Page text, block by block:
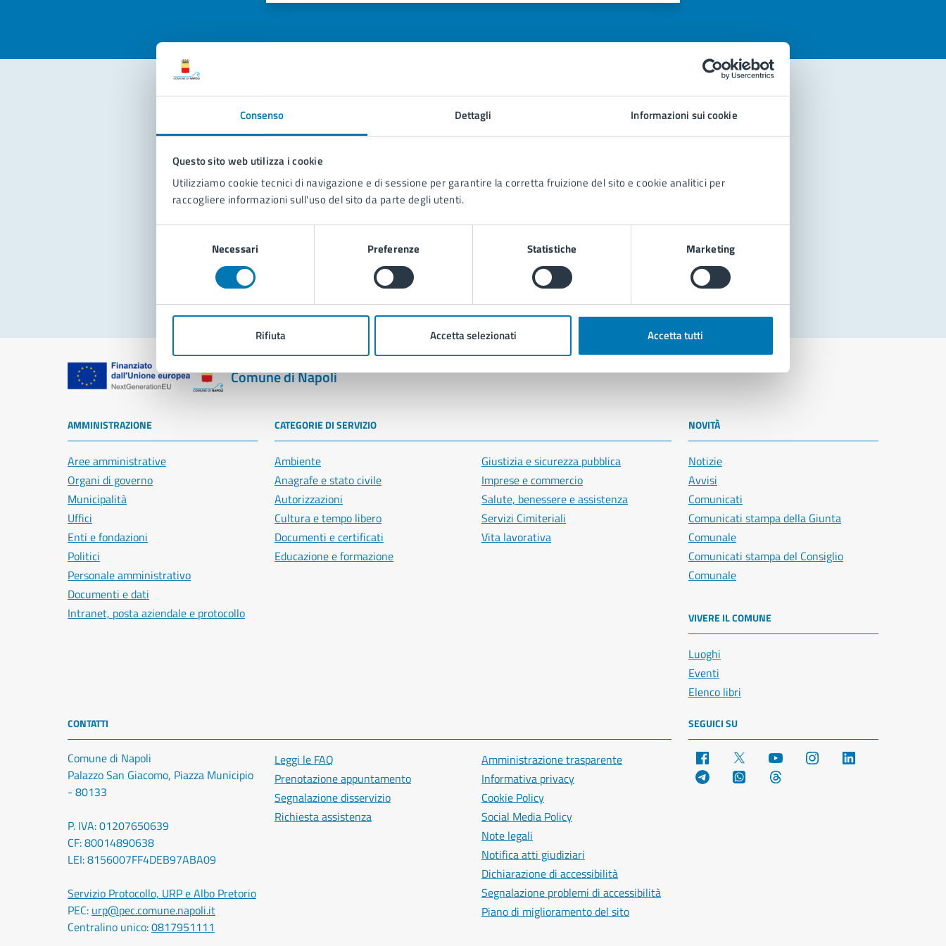
Consenso Dettagli Informazioni sui cookie
Questo sito web utilizza i cookie
Utilizziamo cookie tecnici di navigazione e di sessione per garantire la corretta fruizione del sito e cookie analitici per
raccogliere informazioni sull'uso del sito da parte degli utenti.
Necessari Preferenze Statistiche Marketing
Rifiuta Accetta selezionati Accetta tutti
Richiedi assistenza
Prenota appuntamento
Problemi in città
Segnala disservizio
Comune di Napoli
AMMINISTRAZIONE
Aree amministrative
Organi di governo
Municipalità
Uffici
Enti e fondazioni
Politici
Personale amministrativo
Documenti e dati
Intranet, posta aziendale e protocollo
CATEGORIE DI SERVIZIO
Ambiente
Anagrafe e stato civile
Autorizzazioni
Cultura e tempo libero
Documenti e certificati
Educazione e formazione
Giustizia e sicurezza pubblica
Imprese e commercio
Salute, benessere e assistenza
Servizi Cimiteriali
Vita lavorativa
NOVITÀ
Notizie
Avvisi
Comunicati
Comunicati stampa della Giunta
Comunale
Comunicati stampa del Consiglio
Comunale
VIVERE IL COMUNE
Luoghi
Eventi
Elenco libri
CONTATTI
Comune di Napoli
Palazzo San Giacomo, Piazza Municipio
- 80133
P. IVA: 01207650639
CF: 80014890638
LEI: 8156007FF4DEB97ABA09
Servizio Protocollo, URP e Albo Pretorio
PEC: urp@pec.comune.napoli.it
Centralino unico:0817951111
Leggi le FAQ
Prenotazione appuntamento
Segnalazione disservizio
Richiesta assistenza
Amministrazione trasparente
Informativa privacy
Cookie Policy
Social Media Policy
Note legali
Notifica atti giudiziari
Dichiarazione di accessibilità
Segnalazione problemi di accessibilità
Piano di miglioramento del sito
SEGUICI SU
Facebook YouTube Instagram
Telegram WhatsApp